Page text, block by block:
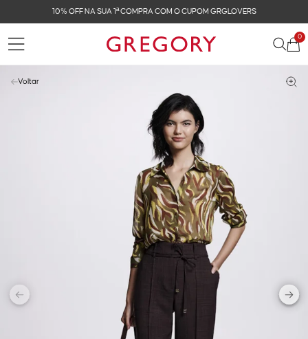
FRETE GRÁTIS NAS COMPRAS ACIMA DE
0
Voltar